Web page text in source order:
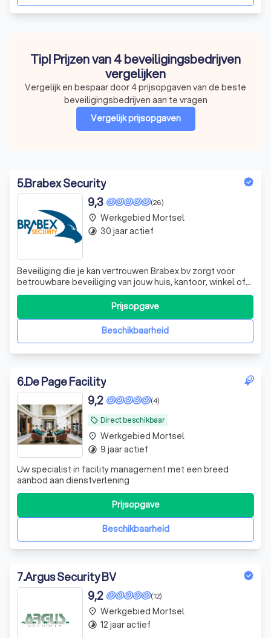
Tip! Prijzen van 4 beveiligingsbedrijven
vergelijken
Vergelijk en bespaar door 4 prijsopgaven van de beste
beveiligingsbedrijven aan te vragen
Vergelijk prijsopgaven
5.Brabex Security
(26)
9,3
Beveiliging die je kan vertrouwen Brabex bv zorgt voor
betrouwbare beveiliging van jouw huis, kantoor, winkel of
bedrijfsgebouw. Je maakt jezelf zorgen over veiligheid of
je hebt een inbraak gehad of een ander crimineel voorval?
Je wilt problemen voorkomen en niet genezen? Dan ben
je bij Brabex en o
Beschikbaarheid
Prijsopgave
place Werkgebied Mortsel
timelapse 30 jaar actief
6.De Page Facility
local_offer Direct beschikbaar
(4)
9,2
Uw specialist in facility management met een breed
aanbod aan dienstverlening
Beschikbaarheid
Prijsopgave
place Werkgebied Mortsel
timelapse 9 jaar actief
7.Argus Security BV
(12)
9,2
place Werkgebied Mortsel
timelapse 12 jaar actief